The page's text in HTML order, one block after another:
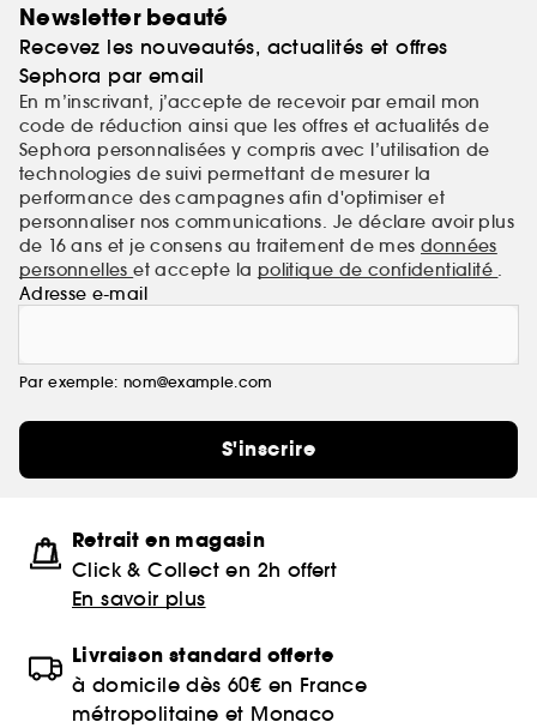
Newsletter beauté
Recevez les nouveautés, actualités et offres
Sephora par email
En m’inscrivant, j’accepte de recevoir par email mon
code de réduction ainsi que les offres et actualités de
Sephora personnalisées y compris avec l’utilisation de
technologies de suivi permettant de mesurer la
performance des campagnes afin d'optimiser et
personnaliser nos communications. Je déclare avoir plus
de 16 ans et je consens au traitement de mes données
personnelleset accepte la politique de confidentialité .
Adresse e-mail
Par exemple: nom@example.com
S'inscrire
Retrait en magasin
Click & Collect en 2h offert
En savoir plus
Livraison standard offerte
à domicile dès 60€ en France
métropolitaine et Monaco